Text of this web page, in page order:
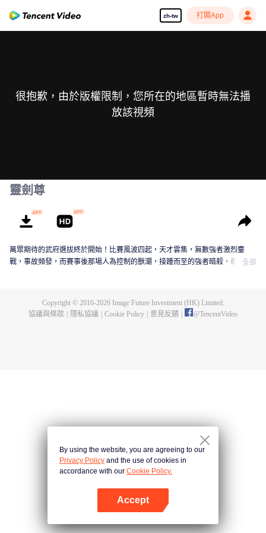
zh-tw 打開App
很抱歉，由於版權限制，您所在的地區暫時無法播
放該視頻
靈劍尊
萬眾期待的武府選拔終於開始！比賽風波四起，天才雲集，無數強者激烈鏖
戰，事故頻發，而賽事後那場人為控制的獸潮，接踵而至的強者暗殺，都顯示
全部
Copyright © 2016-2026Image Future Investment (HK) Limited.
協議與條款
隱私協議 Cookie Policy 意見反饋 @TencentVideo
By using the website, you are agreeing to our
Privacy Policy and the use of cookies in
accordance with our Cookie Policy.
Accept